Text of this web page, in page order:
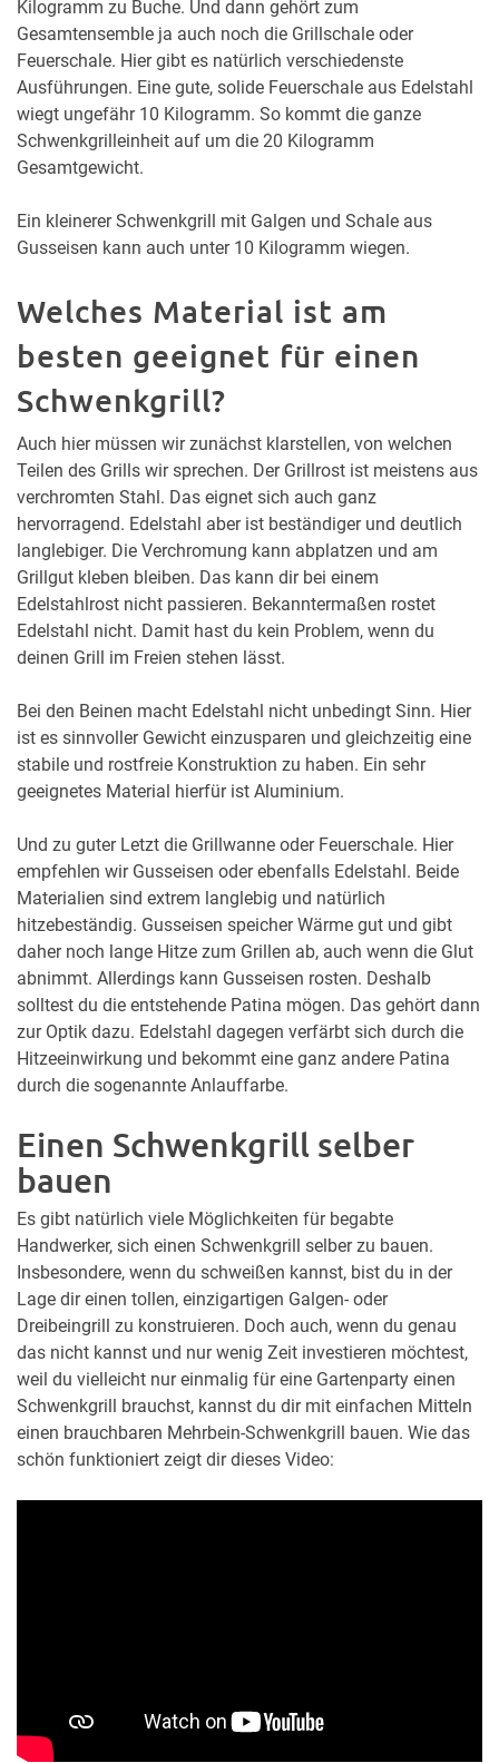
Kilogramm zu Buche. Und dann gehört zum
Gesamtensemble ja auch noch die Grillschale oder
Feuerschale. Hier gibt es natürlich verschiedenste
Ausführungen. Eine gute, solide Feuerschale aus Edelstahl
wiegt ungefähr 10 Kilogramm. So kommt die ganze
Schwenkgrilleinheit auf um die 20 Kilogramm
Gesamtgewicht.
Ein kleinerer Schwenkgrill mit Galgen und Schale aus
Gusseisen kann auch unter 10 Kilogramm wiegen.
Welches Material ist am
besten geeignet für einen
Schwenkgrill?
Auch hier müssen wir zunächst klarstellen, von welchen
Teilen des Grills wir sprechen. Der Grillrost ist meistens aus
verchromten Stahl. Das eignet sich auch ganz
hervorragend. Edelstahl aber ist beständiger und deutlich
langlebiger. Die Verchromung kann abplatzen und am
Grillgut kleben bleiben. Das kann dir bei einem
Edelstahlrost nicht passieren. Bekanntermaßen rostet
Edelstahl nicht. Damit hast du kein Problem, wenn du
deinen Grill im Freien stehen lässt.
Bei den Beinen macht Edelstahl nicht unbedingt Sinn. Hier
ist es sinnvoller Gewicht einzusparen und gleichzeitig eine
stabile und rostfreie Konstruktion zu haben. Ein sehr
geeignetes Material hierfür ist Aluminium.
Und zu guter Letzt die Grillwanne oder Feuerschale. Hier
empfehlen wir Gusseisen oder ebenfalls Edelstahl. Beide
Materialien sind extrem langlebig und natürlich
hitzebeständig. Gusseisen speicher Wärme gut und gibt
daher noch lange Hitze zum Grillen ab, auch wenn die Glut
abnimmt. Allerdings kann Gusseisen rosten. Deshalb
solltest du die entstehende Patina mögen. Das gehört dann
zur Optik dazu. Edelstahl dagegen verfärbt sich durch die
Hitzeeinwirkung und bekommt eine ganz andere Patina
durch die sogenannte Anlauffarbe.
Einen Schwenkgrill selber
bauen
Es gibt natürlich viele Möglichkeiten für begabte
Handwerker, sich einen Schwenkgrill selber zu bauen.
Insbesondere, wenn du schweißen kannst, bist du in der
Lage dir einen tollen, einzigartigen Galgen- oder
Dreibeingrill zu konstruieren. Doch auch, wenn du genau
das nicht kannst und nur wenig Zeit investieren möchtest,
weil du vielleicht nur einmalig für eine Gartenparty einen
Schwenkgrill brauchst, kannst du dir mit einfachen Mitteln
einen brauchbaren Mehrbein-Schwenkgrill bauen. Wie das
schön funktioniert zeigt dir dieses Video: